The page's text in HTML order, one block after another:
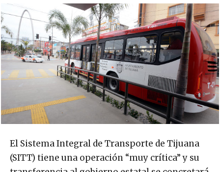
El Sistema Integral de Transporte de Tijuana
(SITT) tiene una operación “muy crítica” y su